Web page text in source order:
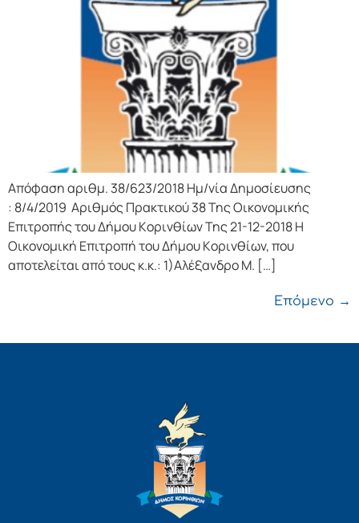
Απόφαση αριθμ. 38/623/2018 Ημ/νία Δημοσίευσης
: 8/4/2019 Αριθμός Πρακτικού 38 Της Οικονομικής
Επιτρoπής τoυ Δήμoυ Κoριvθίωv Της 21-12-2018 Η
Οικονομική Επιτρoπή τoυ Δήμoυ Κoριvθίωv, πoυ
απoτελείται από τoυς κ.κ.: 1)Αλέξανδρο Μ. […]
Επόμενο →